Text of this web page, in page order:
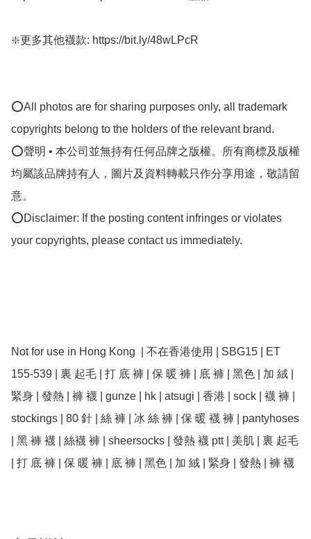
❇️更多其他襪款: https://bit.ly/48wLPcR
⭕All photos are for sharing purposes only, all trademark
copyrights belong to the holders of the relevant brand.
⭕聲明 • 本公司並無持有任何品牌之版權。所有商標及版權
均屬該品牌持有人，圖片及資料轉載只作分享用途，敬請留
意。
⭕Disclaimer: If the posting content infringes or violates
your copyrights, please contact us immediately.
Not for use in Hong Kong  | 不在香港使用 | SBG15 | ET
155-539 | 裏 起毛 | 打 底 褲 | 保 暖 褲 | 底 褲 | 黑色 | 加 絨 |
緊身 | 發熱 | 褲 襪 | gunze | hk | atsugi | 香港 | sock | 襪 褲 |
stockings | 80 針 | 絲 褲 | 冰 絲 褲 | 保 暖 襪 褲 | pantyhoses
| 黑 褲 襪 | 絲襪 褲 | sheersocks | 發熱 襪 ptt | 美肌 | 裏 起毛
| 打 底 褲 | 保 暖 褲 | 底 褲 | 黑色 | 加 絨 | 緊身 | 發熱 | 褲 襪